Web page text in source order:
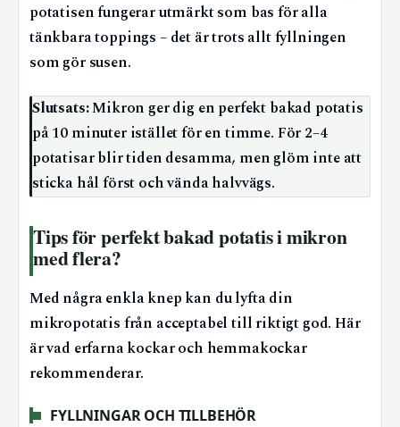
potatisen fungerar utmärkt som bas för alla
tänkbara toppings – det är trots allt fyllningen
som gör susen.
Slutsats:Mikron ger dig en perfekt bakad potatis
på 10 minuter istället för en timme. För 2–4
potatisar blir tiden desamma, men glöm inte att
sticka hål först och vända halvvägs.
Tips för perfekt bakad potatis i mikron
med flera?
Med några enkla knep kan du lyfta din
mikropotatis från acceptabel till riktigt god. Här
är vad erfarna kockar och hemmakockar
rekommenderar.
FYLLNINGAR OCH TILLBEHÖR